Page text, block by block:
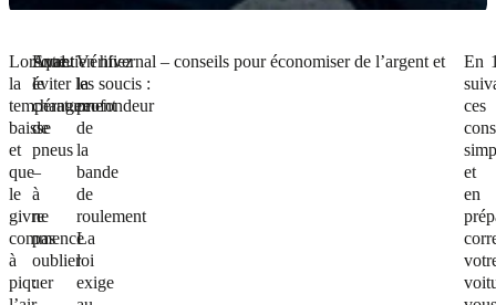
Lorsque
la
température
baisse
et
que
le
givre
commence
à
piquer
Avant
le
changement
de
pneus
–
à
ne
pas
oublier
:
Vérifiez
la
profondeur
de
la
bande
de
roulement
La
loi
exige
Entretien hivernal – conseils pour économiser de l’argent et
éviter les soucis :
En
ces
et
en